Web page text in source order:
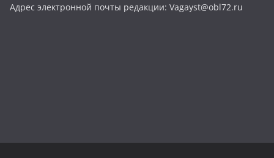
Адрес электронной почты редакции: Vagayst@obl72.ru